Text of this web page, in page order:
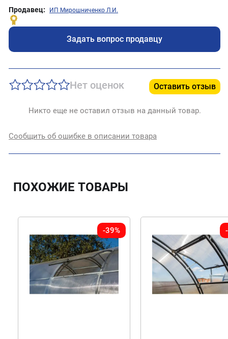
Продавец: ИП Мирошниченко Л.И.
Задать вопрос продавцу
Нет оценок Оставить отзыв
Никто еще не оставил отзыв на данный товар.
Сообщить об ошибке в описании товара
ПОХОЖИЕ ТОВАРЫ
-39%